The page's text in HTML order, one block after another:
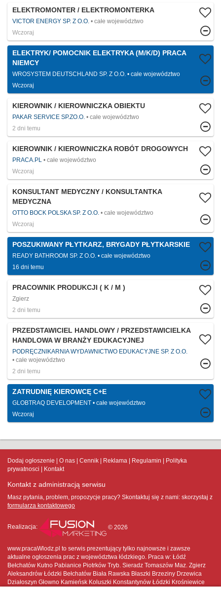
ELEKTROMONTER / ELEKTROMONTERKA
VICTOR ENERGY SP. Z O.O.
całe województwo
Wczoraj
ELEKTRYK/ POMOCNIK ELEKTRYKA (M/K/D) PRACA
NIEMCY
WROSYSTEM DEUTSCHLAND SP. Z O.O.
całe województwo
Wczoraj
KIEROWNIK / KIEROWNICZKA OBIEKTU
PAKAR SERVICE SP.ZO.O.
całe województwo
2 dni temu
KIEROWNIK / KIEROWNICZKA ROBÓT DROGOWYCH
PRACA.PL
całe województwo
Wczoraj
KONSULTANT MEDYCZNY / KONSULTANTKA
MEDYCZNA
OTTO BOCK POLSKA SP. Z O.O.
całe województwo
Wczoraj
POSZUKIWANY PŁYTKARZ, BRYGADY PŁYTKARSKIE
READY BATHROOM SP. Z O.O.
całe województwo
16 dni temu
PRACOWNIK PRODUKCJI ( K / M )
Zgierz
2 dni temu
PRZEDSTAWICIEL HANDLOWY / PRZEDSTAWICIELKA
HANDLOWA W BRANŻY EDUKACYJNEJ
PODRĘCZNIKARNIA WYDAWNICTWO EDUKACYJNE SP. Z O.O.
całe województwo
2 dni temu
ZATRUDNIĘ KIEROWCĘ C+E
GLOBTRAQ DEVELOPMENT
całe województwo
Wczoraj
Dodaj ogłoszenie O nas Cennik Reklama Regulamin
Polityka
prywatnosci
Kontakt
Kontakt z administracją serwisu
Masz pytania, problem, propozycje pracy? Skontaktuj się z nami: skorzystaj z
formularza kontaktowego
Realizacja: © 2026
www.pracaWlodz.pl to serwis prezentujący tylko najnowsze i zawsze
aktualne ogłoszenia prac z województwa łódzkiego. Praca w: Łódź
Bełchatów Kutno Pabianice Piotrków Tryb. Sieradz Tomaszów Maz. Zgierz
Aleksandrów Łódzki Bełchatów Biała Rawska Błaszki Brzeziny Drzewica
Działoszyn Głowno Kamieńsk Koluszki Konstantynów Łódzki Krośniewice